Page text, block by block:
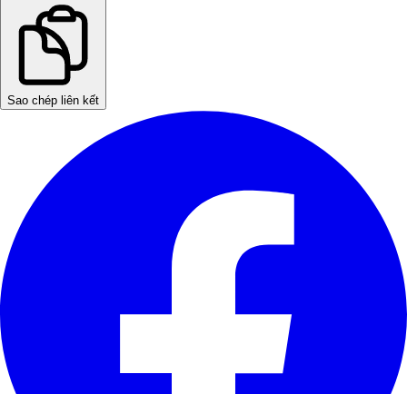
Sao chép liên kết